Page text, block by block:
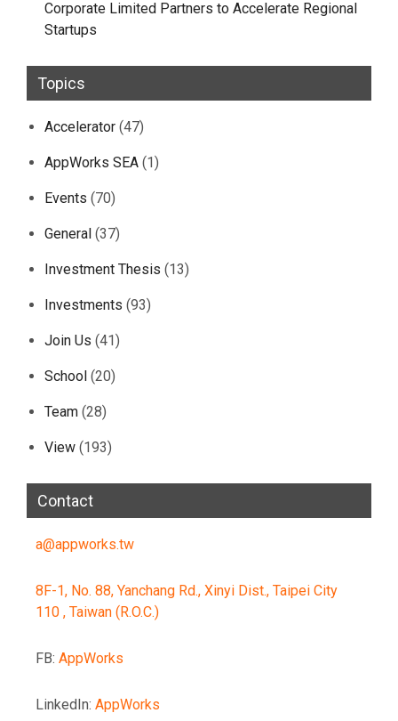
Corporate Limited Partners to Accelerate Regional
Startups
Topics
Accelerator (47)
AppWorks SEA (1)
Events (70)
General (37)
Investment Thesis (13)
Investments (93)
Join Us (41)
School (20)
Team (28)
View (193)
Contact
a@appworks.tw
8F-1, No. 88, Yanchang Rd., Xinyi Dist., Taipei City
110 , Taiwan (R.O.C.)
FB: AppWorks
LinkedIn: AppWorks